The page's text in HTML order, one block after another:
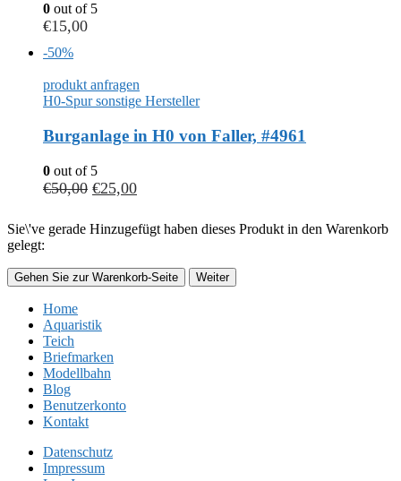
0 out of 5
€15,00
-50%
produkt anfragen
H0-Spur sonstige Hersteller
Burganlage in H0 von Faller, #4961
0 out of 5
€50,00 €25,00
Sie\'ve gerade Hinzugefügt haben dieses Produkt in den Warenkorb
gelegt:
Gehen Sie zur Warenkorb-Seite Weiter
Home
Aquaristik
Teich
Briefmarken
Modellbahn
Blog
Benutzerkonto
Kontakt
Datenschutz
Impressum